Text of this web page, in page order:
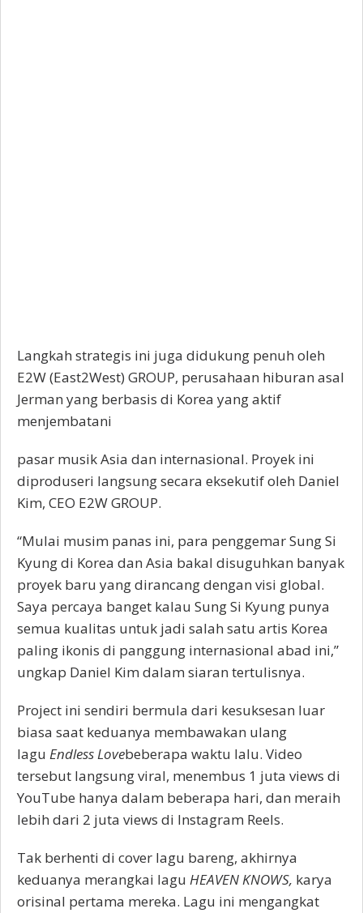
Langkah strategis ini juga didukung penuh oleh
E2W (East2West) GROUP, perusahaan hiburan asal
Jerman yang berbasis di Korea yang aktif
menjembatani
pasar musik Asia dan internasional. Proyek ini
diproduseri langsung secara eksekutif oleh Daniel
Kim, CEO E2W GROUP.
“Mulai musim panas ini, para penggemar Sung Si
Kyung di Korea dan Asia bakal disuguhkan banyak
proyek baru yang dirancang dengan visi global.
Saya percaya banget kalau Sung Si Kyung punya
semua kualitas untuk jadi salah satu artis Korea
paling ikonis di panggung internasional abad ini,”
ungkap Daniel Kim dalam siaran tertulisnya.
Project ini sendiri bermula dari kesuksesan luar
biasa saat keduanya membawakan ulang
lagu Endless Lovebeberapa waktu lalu. Video
tersebut langsung viral, menembus 1 juta views di
YouTube hanya dalam beberapa hari, dan meraih
lebih dari 2 juta views di Instagram Reels.
Tak berhenti di cover lagu bareng, akhirnya
keduanya merangkai lagu HEAVEN KNOWS, karya
orisinal pertama mereka. Lagu ini mengangkat